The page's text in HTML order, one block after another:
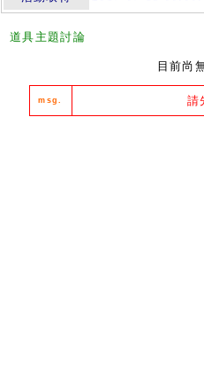
道具主題討論
目前尚
msg. 請